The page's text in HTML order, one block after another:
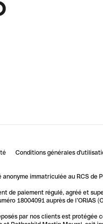
Conditions générales
immatriculée au RCS de
de paiement régulé, agréé et
18004091 auprès de
par nos clients est protégée